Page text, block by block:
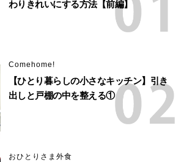
わりきれいにする方法【前編】
Comehome!
【ひとり暮らしの小さなキッチン】引き
出しと戸棚の中を整える①
おひとりさま外食